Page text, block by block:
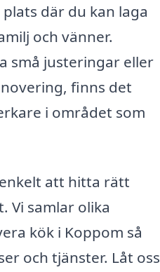
där du kan laga
och vänner.
små justeringar eller
finns det
i området som
att hitta rätt
Vi samlar olika
kök i Koppom så
och tjänster. Låt oss